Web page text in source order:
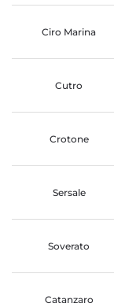
Ciro Marina
Cutro
Crotone
Sersale
Soverato
Catanzaro